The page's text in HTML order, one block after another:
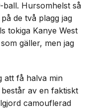
ball. Hursomhelst så
de två plagg jag
tokiga Kanye West
gäller, men jag
att få halva min
av en faktiskt
camouflerad